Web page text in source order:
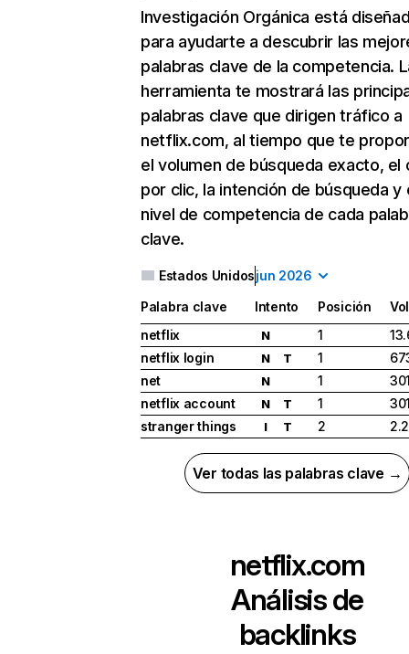
Investigación Orgánica está
para ayudarte a descubrir las
palabras clave de la competencia.
herramienta te mostrará las
palabras clave que dirigen tráfico a
netflix.com, al tiempo que te
el volumen de búsqueda exacto, el
por clic, la intención de búsqueda y
nivel de competencia de cada
clave.
Estados Unidosjun 2026
Palabra clave Intento Posición
netflix
N 1
netflix login
N T 1
net
N 1
netflix account
N T 1
stranger things
I T 2
Ver todas las palabras clave →
netflix.com
Análisis de
backlinks